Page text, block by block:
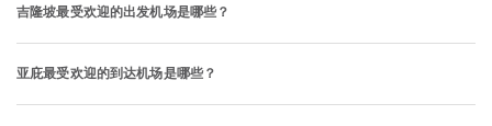
吉隆坡最受欢迎的出发机场是哪些？
亚庇最受欢迎的到达机场是哪些？